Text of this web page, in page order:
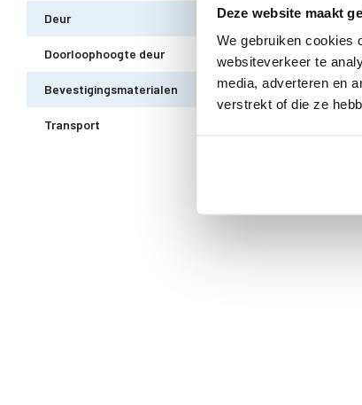
Deze website maakt
We gebruiken cookies
websiteverkeer te
media, adverteren en
verstrekt of die ze
Deur Enkele deur zonder
Doorloophoogte deur 188 cm
Bevestigingsmaterialen Alle
Transport